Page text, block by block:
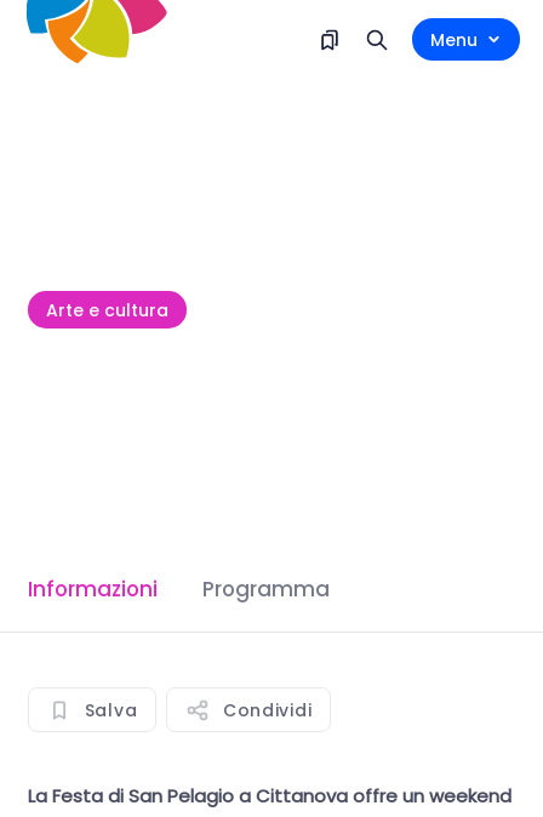
Menu
Arte e cultura
Informazioni Programma
Salva Condividi
La Festa di San Pelagio a Cittanova offre un weekend